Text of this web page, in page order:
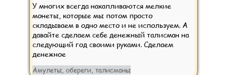
У многих всегда накапливаются мелкие
монеты, которые мы потом просто
складываем в одно место и не используем. А
давайте сделаем себе денежный талисман на
следующий год своими руками. Сделаем
денежное
Амулеты, обереги, талисманы